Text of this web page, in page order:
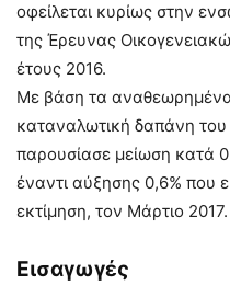
οφείλεται κυρίως στην
της Έρευνας
έτους 2016.
Με βάση τα αναθεωρημένα
καταναλωτική δαπάνη
παρουσίασε μείωση κατά
έναντι αύξησης 0,6% που
εκτίμηση, τον Μάρτιο 2017.
Εισαγωγές